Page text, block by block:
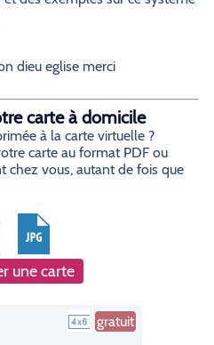
dieu eglise merci
carte à domicile
à la carte virtuelle ?
carte au format PDF ou
chez vous, autant de fois que
une carte
gratuit